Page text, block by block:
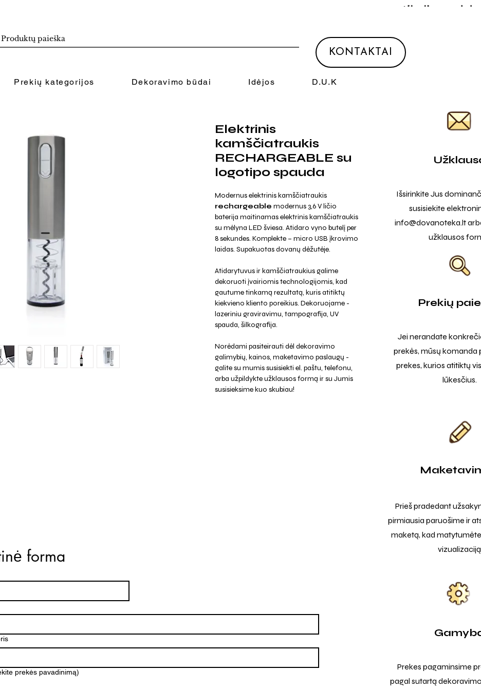
Prekių kategorijos Dekoravimo būdai Idėjos D.U.K
KONTAKTAI
Elektrinis
kamščiatraukis
RECHARGEABLE su
logotipo spauda
Modernus elektrinis kamščiatraukis
rechargeable modernus 3,6 V ličio
baterija maitinamas elektrinis kamščiatraukis
su mėlyna LED šviesa. Atidaro vyno butelį per
8 sekundes. Komplekte – micro USB įkrovimo
laidas. Supakuotas dovanų dėžutėje.
Atidarytuvus ir kamščiatraukius galime
dekoruoti įvairiomis technologijomis, kad
gautume tinkamą rezultatą, kuris atitiktų
kiekvieno kliento poreikius. Dekoruojame -
lazeriniu graviravimu, tampografija, UV
spauda, šilkografija.
Norėdami pasiteirauti dėl dekoravimo
galimybių, kainos, maketavimo paslaugų -
galite su mumis susisiekti el. paštu, telefonu,
arba užpildykte užklausos formą ir su Jumis
susisieksime kuo skubiau!
Išsirinkite Jus
susisiekite
info@dovanoteka.lt
užklausos
Prekių
Jei nerandate
prekės, mūsų komanda
prekes, kurios atitiktų
lūkesčius.
forma
prekės pavadinimą)
Prieš pradedant
pirmiausia paruošime ir
maketą, kad
vizualizaciją
Prekes pagaminsime
pagal sutartą